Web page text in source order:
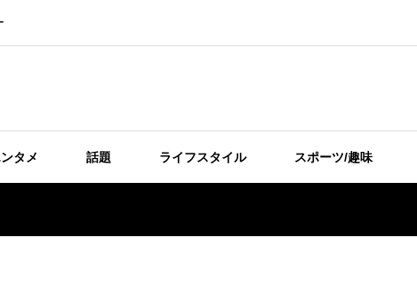
タメ 話題 ライフスタイル スポーツ/趣味